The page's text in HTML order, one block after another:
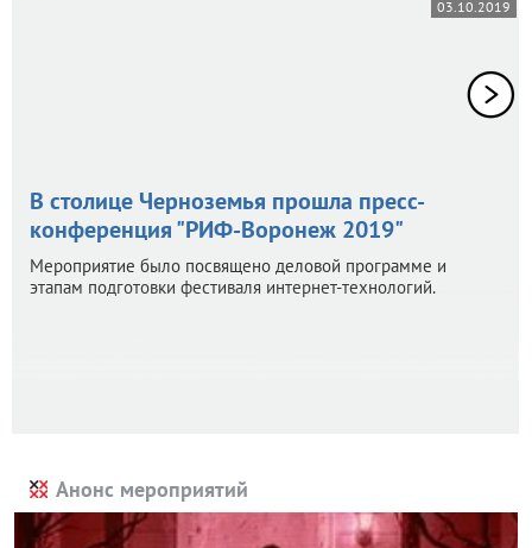
03.10.2019
В столице Черноземья прошла пресс-
конференция "РИФ-Воронеж 2019"
Мероприятие было посвящено деловой программе и
этапам подготовки фестиваля интернет-технологий.
Анонс мероприятий